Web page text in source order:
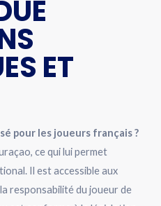
ET
pour les joueurs français ?
ce qui lui permet
Il est accessible aux
responsabilité du joueur de